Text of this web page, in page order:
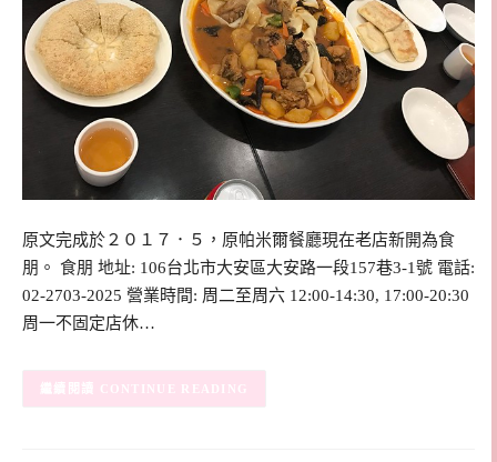
原文完成於２０１７．５，原帕米爾餐廳現在老店新開為食
朋。 食朋 地址: 106台北市大安區大安路一段157巷3-1號 電話:
02-2703-2025 營業時間: 周二至周六 12:00-14:30, 17:00-20:30
周一不固定店休…
CONTINUE READING